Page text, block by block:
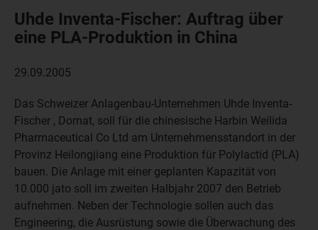
Uhde Inventa-Fischer: Auftrag über
eine PLA-Produktion in China
29.09.2005
Das Schweizer Anlagenbau-Unternehmen Uhde Inventa-
Fischer , Domat, soll für die chinesische Harbin Weilida
Pharmaceutical Co Ltd am Unternehmensstandort in der
Provinz Heilongjiang eine Produktion für Polylactid (PLA)
bauen. Die Anlage mit einer geplanten Kapazität von
10.000 jato soll im zweiten Halbjahr 2007 den Betrieb
aufnehmen. Neben der Technologie sollen auch das
Engineering, die Ausrüstung sowie die Überwachung des